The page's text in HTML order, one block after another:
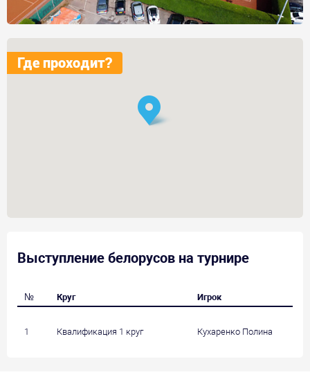
Где проходит?
Выступление белорусов на турнире
№ Круг Игрок
1 Квалификация 1 круг Кухаренко Полина